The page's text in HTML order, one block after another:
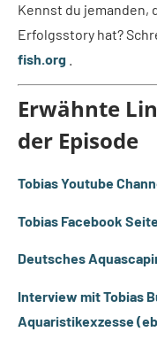
Kennst du jemanden,
Erfolgsstory hat?
fish.org
Erwähnte
der Episode
Tobias Youtube
Tobias Facebook
Deutsches
Interview mit Tobias
Aquaristikexzesse